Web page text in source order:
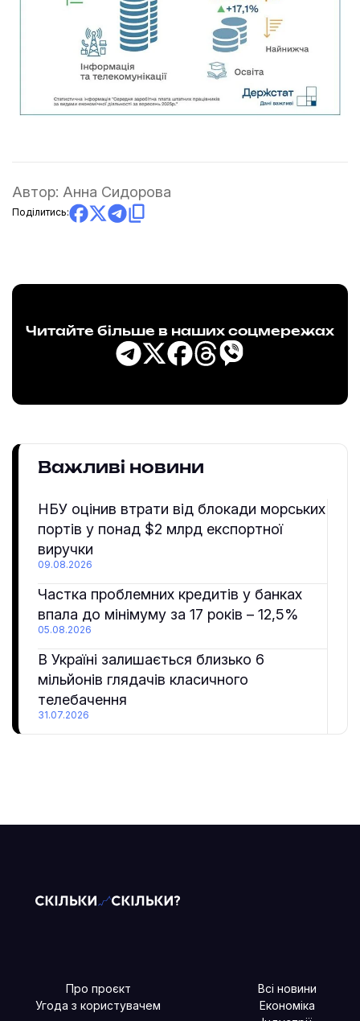
Автор: Анна Сидорова
Поділитись:
Читайте більше в наших соцмережах
Важливі новини
НБУ оцінив втрати від блокади морських
портів у понад $2 млрд експортної
виручки
09.08.2026
Частка проблемних кредитів у банках
впала до мінімуму за 17 років – 12,5%
05.08.2026
В Україні залишається близько 6
мільйонів глядачів класичного
телебачення
31.07.2026
Про проєкт
Угода з користувачем
Всі новини
Економіка